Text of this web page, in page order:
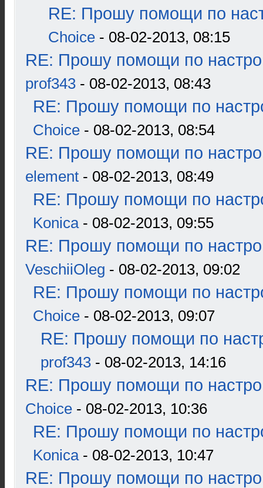
RE: Прошу помощи по
Choice - 08-02-2013, 08:15
RE: Прошу помощи по
prof343 - 08-02-2013, 08:43
RE: Прошу помощи по
Choice - 08-02-2013, 08:54
RE: Прошу помощи по
element - 08-02-2013, 08:49
RE: Прошу помощи по
Konica- 08-02-2013, 09:55
RE: Прошу помощи по
VeschiiOleg - 08-02-2013, 09:02
RE: Прошу помощи по
Choice - 08-02-2013, 09:07
RE: Прошу помощи по
prof343 - 08-02-2013, 14:16
RE: Прошу помощи по
Choice - 08-02-2013, 10:36
RE: Прошу помощи по
Konica- 08-02-2013, 10:47
RE: Прошу помощи по